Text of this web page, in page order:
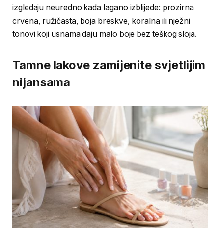
izgledaju neuredno kada lagano izblijede: prozirna
crvena, ružičasta, boja breskve, koralna ili nježni
tonovi koji usnama daju malo boje bez teškog sloja.
Tamne lakove zamijenite svjetlijim
nijansama